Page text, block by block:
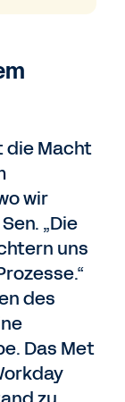
die Macht
wir
„Die
uns
des
Das Met